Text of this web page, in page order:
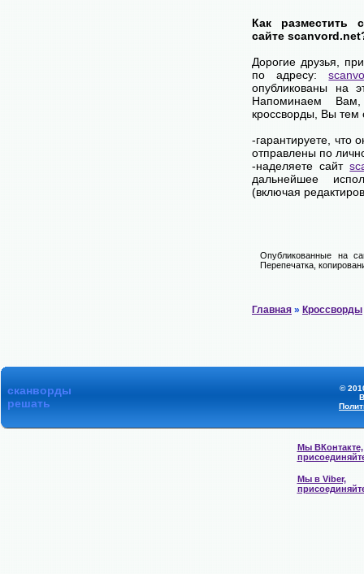
Как разместить
сайте
Дорогие друзья,
по адресу:
опубликованы на
Напоминаем
кроссворды, Вы
-гарантируете, что
отправлены по
-наделяете сайт
дальнейшее
(включая
Опубликованные на
Перепечатка,
Главная » Кроссворды
сканворды
решать
©
Мы ВКонтакте,
Мы в Viber,